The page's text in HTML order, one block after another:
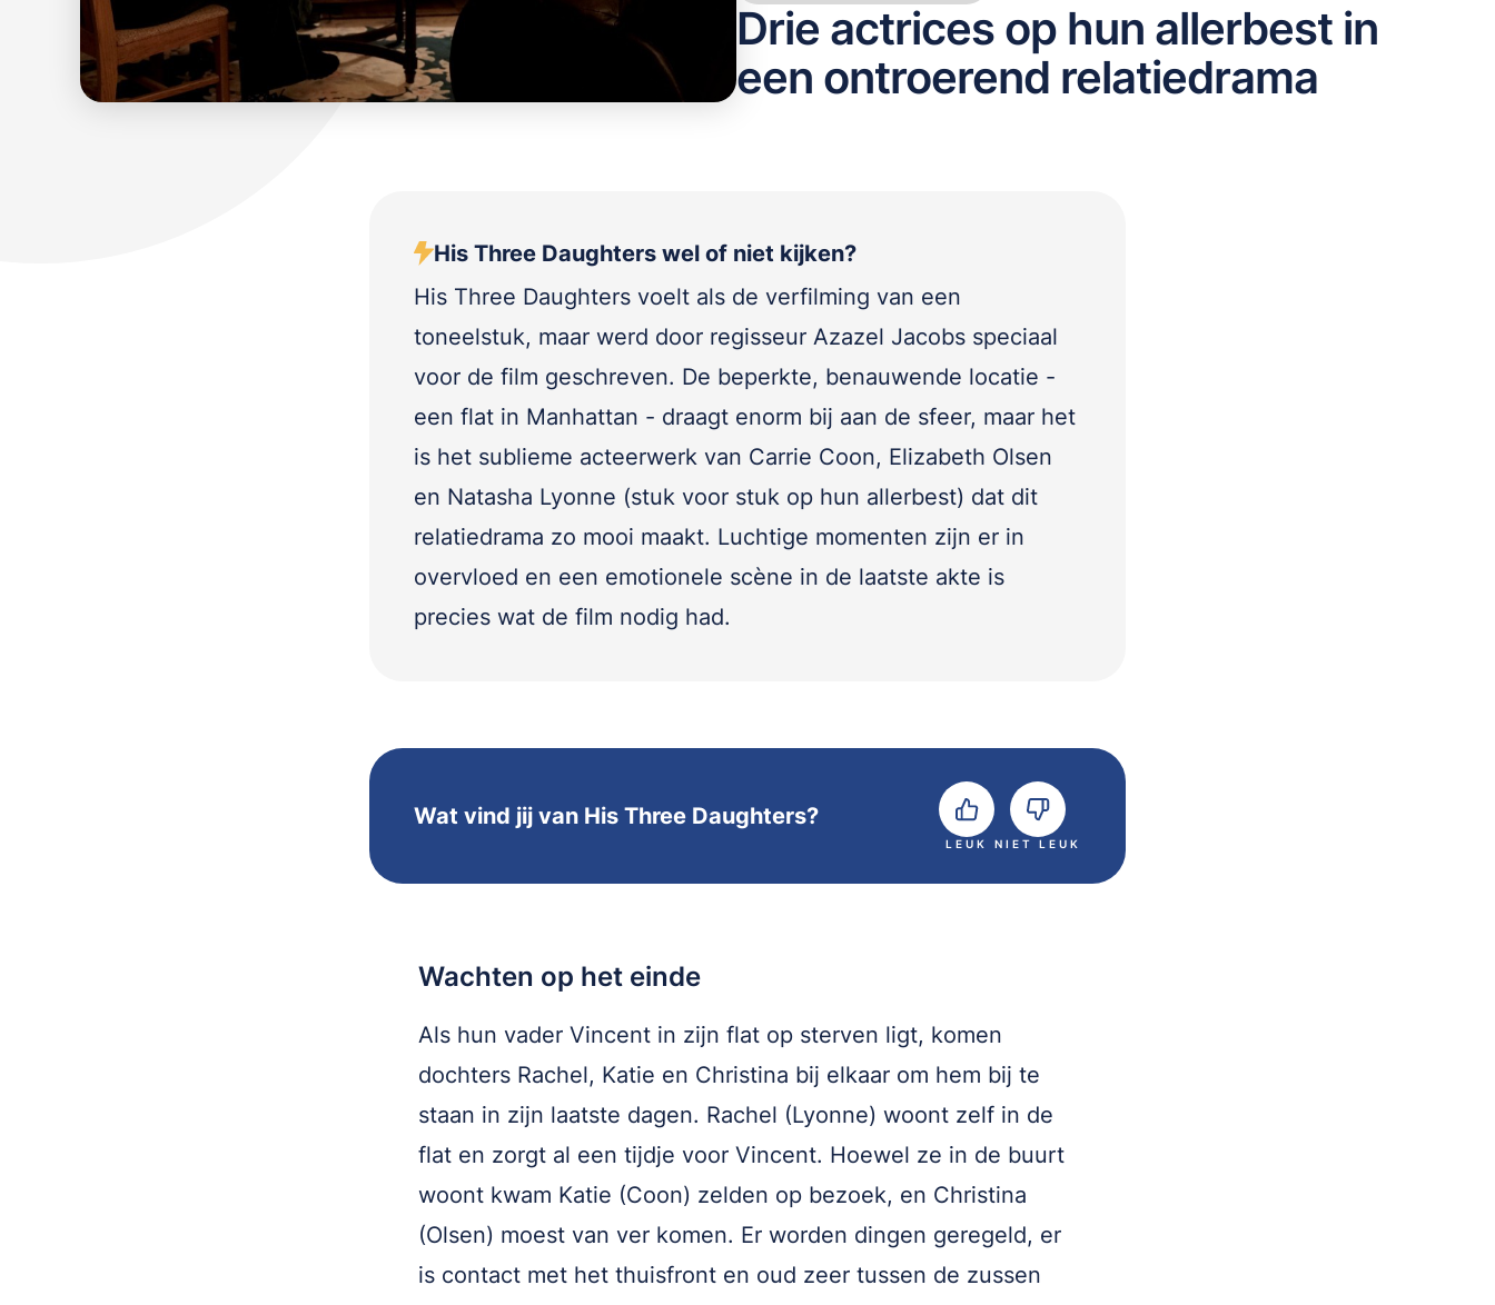
Drie actrices op hun allerbest in
een ontroerend relatiedrama
His Three Daughters wel of niet kijken?
His Three Daughters voelt als de verfilming van een
toneelstuk, maar werd door regisseur Azazel Jacobs speciaal
voor de film geschreven. De beperkte, benauwende locatie -
een flat in Manhattan - draagt enorm bij aan de sfeer, maar het
is het sublieme acteerwerk van Carrie Coon, Elizabeth Olsen
en Natasha Lyonne (stuk voor stuk op hun allerbest) dat dit
relatiedrama zo mooi maakt. Luchtige momenten zijn er in
overvloed en een emotionele scène in de laatste akte is
precies wat de film nodig had.
Wat vind jij van His Three Daughters?
LEUK NIET LEUK
Wachten op het einde
Als hun vader Vincent in zijn flat op sterven ligt, komen
dochters Rachel, Katie en Christina bij elkaar om hem bij te
staan in zijn laatste dagen. Rachel (Lyonne) woont zelf in de
flat en zorgt al een tijdje voor Vincent. Hoewel ze in de buurt
woont kwam Katie (Coon) zelden op bezoek, en Christina
(Olsen) moest van ver komen. Er worden dingen geregeld, er
is contact met het thuisfront en oud zeer tussen de zussen